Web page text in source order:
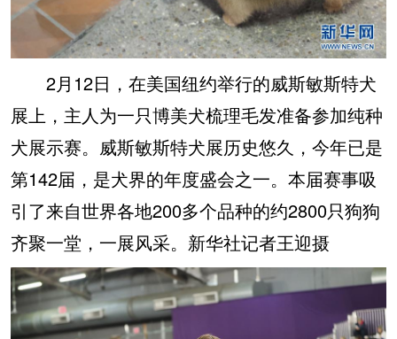
2月12日，在美国纽约举行的威斯敏斯特犬
展上，主人为一只博美犬梳理毛发准备参加纯种
犬展示赛。威斯敏斯特犬展历史悠久，今年已是
第142届，是犬界的年度盛会之一。本届赛事吸
引了来自世界各地200多个品种的约2800只狗狗
齐聚一堂，一展风采。新华社记者王迎摄